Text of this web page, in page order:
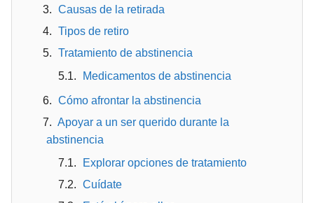
Causas de la retirada
Tipos de retiro
Tratamiento de abstinencia
Medicamentos de abstinencia
Cómo afrontar la abstinencia
Apoyar a un ser querido durante la
abstinencia
Explorar opciones de tratamiento
Cuídate